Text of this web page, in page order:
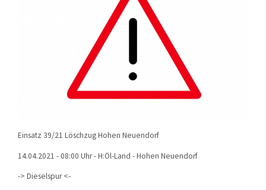
Einsatz 39/21 Löschzug Hohen Neuendorf
14.04.2021 - 08:00 Uhr - H:Öl-Land - Hohen Neuendorf
-> Dieselspur <-